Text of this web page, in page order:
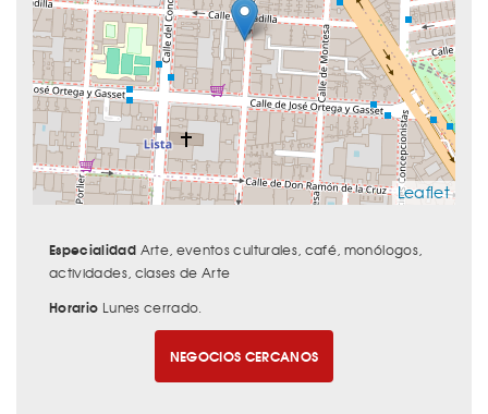
Leaflet
Especialidad Arte, eventos culturales, café, monólogos,
actividades, clases de Arte
Horario Lunes cerrado.
NEGOCIOS CERCANOS